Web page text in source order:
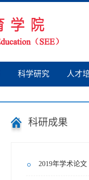
科学研究 人才
科研成果
2019年学术论文